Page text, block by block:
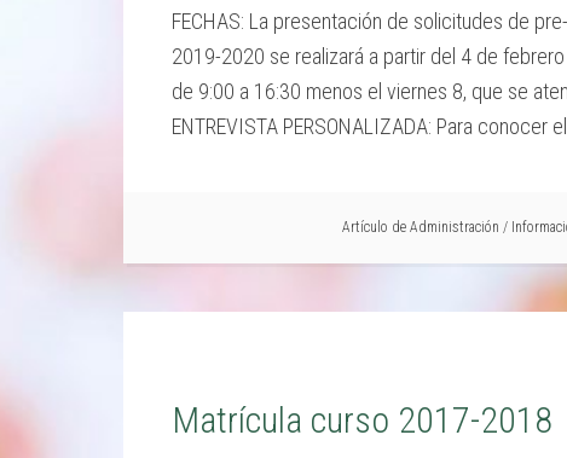
FECHAS: La presentación de solicitudes de
2019-2020 se realizará a partir del 4 de
de 9:00 a 16:30 menos el viernes 8, que se
ENTREVISTA PERSONALIZADA: Para conocer
Artículo de Administración /
Matrícula curso 2017-2018